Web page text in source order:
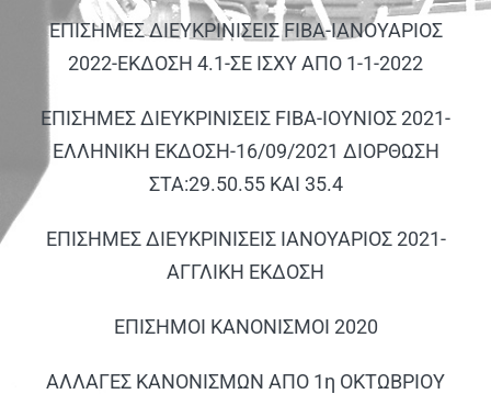
ΕΠΙΣΗΜΕΣ ΔΙΕΥΚΡΙΝΙΣΕΙΣ FIBA-ΙΑΝΟΥΑΡΙΟΣ
2022-ΕΚΔΟΣΗ 4.1-ΣΕ ΙΣΧΥ ΑΠΟ 1-1-2022
ΕΠΙΣΗΜΕΣ ΔΙΕΥΚΡΙΝΙΣΕΙΣ FIBA-ΙΟΥΝΙΟΣ 2021-
ΕΛΛΗΝΙΚΗ ΕΚΔΟΣΗ-16/09/2021 ΔΙΟΡΘΩΣΗ
ΣΤΑ:29.50.55 ΚΑΙ 35.4
ΕΠΙΣΗΜΕΣ ΔΙΕΥΚΡΙΝΙΣΕΙΣ ΙΑΝΟΥΑΡΙΟΣ 2021-
ΑΓΓΛΙΚΗ ΕΚΔΟΣΗ
ΕΠΙΣΗΜΟΙ ΚΑΝΟΝΙΣΜΟΙ 2020
ΑΛΛΑΓΕΣ ΚΑΝΟΝΙΣΜΩΝ ΑΠΟ 1η ΟΚΤΩΒΡΙΟΥ